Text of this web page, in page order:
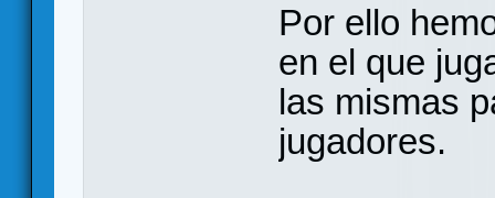
Por ello
en el que
las mismas
jugadores.